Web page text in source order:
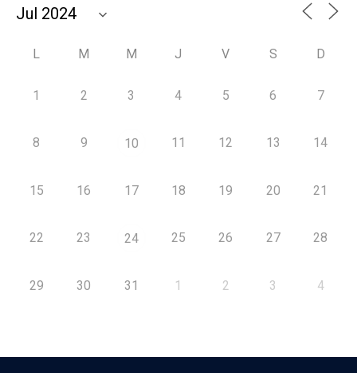
L M M J V S D
1 2 3 4 5 6 7
8 9 10 11 12 13 14
15 16 17 18 19 20 21
22 23 24 25 26 27 28
29 30 31 1 2 3 4